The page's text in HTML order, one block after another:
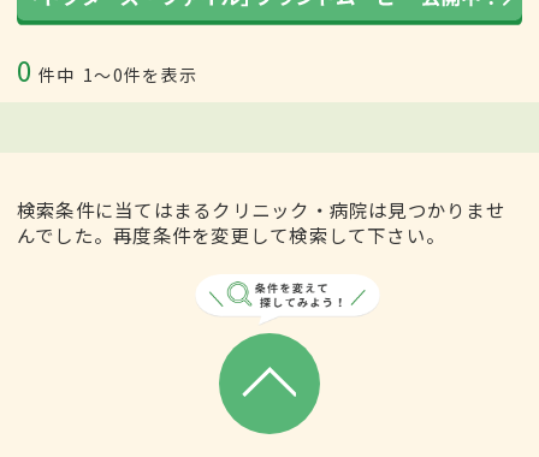
0 件中 1〜0件を表示
検索条件に当てはまるクリニック・病院は見つかりませ
んでした。再度条件を変更して検索して下さい。